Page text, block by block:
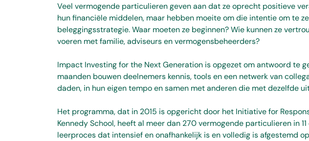
Veel vermogende particulieren geven aan dat ze oprecht positieve
hun financiële middelen, maar hebben moeite om die intentie om te
beleggingsstrategie. Waar moeten ze beginnen? Wie kunnen ze
voeren met familie, adviseurs en vermogensbeheerders?
Impact Investing for the Next Generation is opgezet om antwoord te
maanden bouwen deelnemers kennis, tools en een netwerk van
daden, in hun eigen tempo en samen met anderen die met dezelfde
Het programma, dat in 2015 is opgericht door het Initiative for
Kennedy School, heeft al meer dan 270 vermogende particulieren in
leerproces dat intensief en onafhankelijk is en volledig is afgestemd